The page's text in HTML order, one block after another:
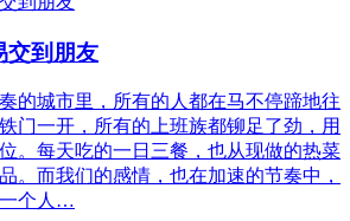
交到朋友
的城市里，所有的人都在马不停蹄地往
门一开，所有的上班族都铆足了劲，用
。每天吃的一日三餐，也从现做的热菜
。而我们的感情，也在加速的节奏中，
个人…